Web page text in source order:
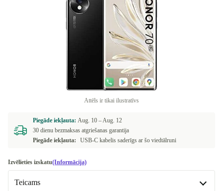
Attēls ir tikai ilustratīvs
Piegāde iekļauta: Aug. 10 –Aug. 12
30 dienu bezmaksas atgriešanas garantija
Piegāde iekļauta:
USB-C kabelis saderīgs ar šo viedtālruni
Izvēlieties izskatu(Informācija)
Teicams